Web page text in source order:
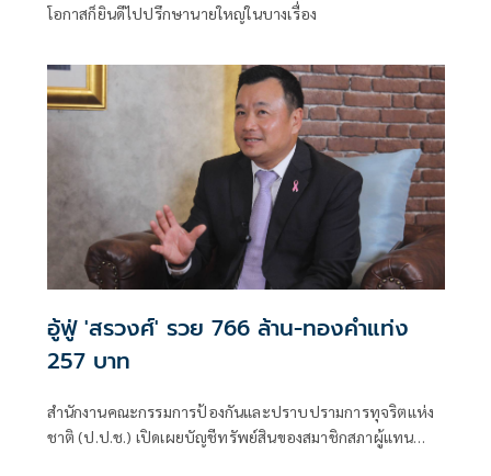
โอกาสก็ยินดีไปปรึกษานายใหญ่ในบางเรื่อง
อู้ฟู่ 'สรวงศ์' รวย 766 ล้าน-ทองคำแท่ง
257 บาท
สำนักงานคณะกรรมการป้องกันและปราบปรามการทุจริตแห่ง
ชาติ (ป.ป.ช.) เปิดเผยบัญชีทรัพย์สินของสมาชิกสภาผู้แทน